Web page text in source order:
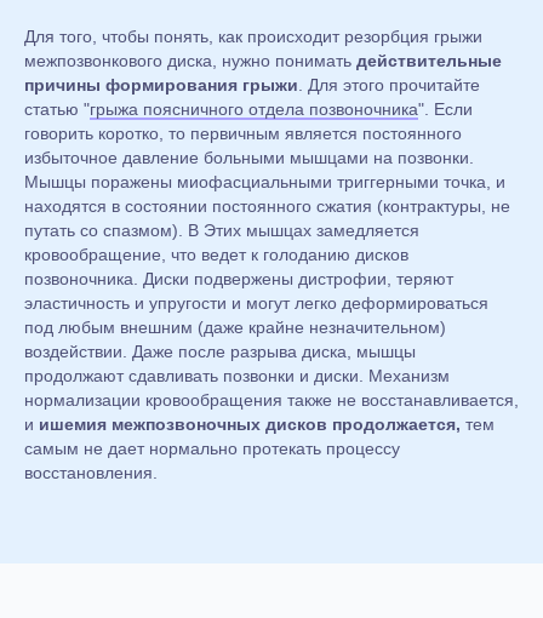
Для того, чтобы понять, как происходит резорбция грыжи
межпозвонкового диска, нужно понимать действительные
причины формирования грыжи . Для этого прочитайте
статью "грыжа поясничного отдела позвоночника". Если
говорить коротко, то первичным является постоянного
избыточное давление больными мышцами на позвонки.
Мышцы поражены миофасциальными триггерными точка, и
находятся в состоянии постоянного сжатия (контрактуры, не
путать со спазмом). В Этих мышцах замедляется
кровообращение, что ведет к голоданию дисков
позвоночника. Диски подвержены дистрофии, теряют
эластичность и упругости и могут легко деформироваться
под любым внешним (даже крайне незначительном)
воздействии. Даже после разрыва диска, мышцы
продолжают сдавливать позвонки и диски. Механизм
нормализации кровообращения также не восстанавливается,
и ишемия межпозвоночных дисков продолжается, тем
самым не дает нормально протекать процессу
восстановления.